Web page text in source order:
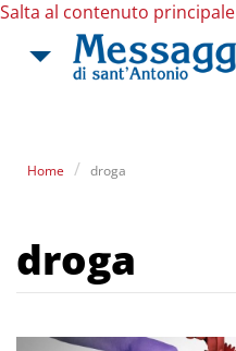
Salta al contenuto principale
Home droga
droga